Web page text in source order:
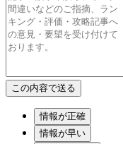
情報が正確
情報が早い